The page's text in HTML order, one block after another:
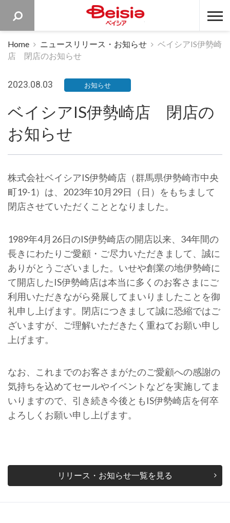
ベイシア
Home ニュースリリース・お知らせ
ベイシアIS伊勢崎
店 閉店のお知らせ
2023.08.03 お知らせ
ベイシアIS伊勢崎店 閉店の
お知らせ
株式会社ベイシアIS伊勢崎店（群馬県伊勢崎市中央
町19-1）は、2023年10月29日（日）をもちまして
閉店させていただくこととなりました。
1989年4月26日のIS伊勢崎店の開店以来、34年間の
長きにわたりご愛顧・ご尽力いただきまして、誠に
ありがとうございました。いせや創業の地伊勢崎に
て開店したIS伊勢崎店は本当に多くのお客さまにご
利用いただきながら発展してまいりましたことを御
礼申し上げます。閉店につきまして誠に恐縮ではご
ざいますが、ご理解いただきたく重ねてお願い申し
上げます。
なお、これまでのお客さまがたのご愛顧への感謝の
気持ちを込めてセールやイベントなどを実施してま
いりますので、引き続き今後ともIS伊勢崎店を何卒
よろしくお願い申し上げます。
リリース・お知らせ一覧を見る